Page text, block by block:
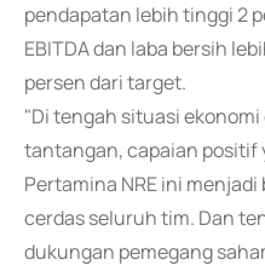
pendapatan lebih tinggi 2
EBITDA dan laba bersih
persen dari target.
"Di tengah situasi
tantangan, capaian positif
Pertamina NRE ini
cerdas seluruh tim. Dan
dukungan pemegang